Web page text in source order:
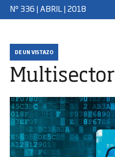
Nº 336 | ABRIL| 2018
DE UN VISTAZO
Multisector